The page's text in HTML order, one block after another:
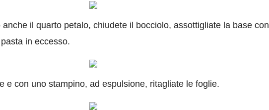
il quarto petalo, chiudete il bocciolo, assottigliate la base con
in eccesso.
e con uno stampino, ad espulsione, ritagliate le foglie.